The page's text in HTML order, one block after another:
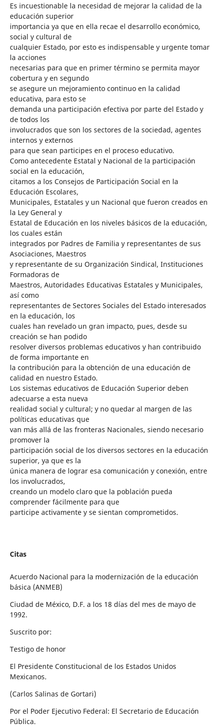
Es incuestionable la necesidad de mejorar la calidad de la
educación superior
importancia ya que en ella recae el desarrollo económico,
social y cultural de
cualquier Estado, por esto es indispensable y urgente tomar
la acciones
necesarias para que en primer término se permita mayor
cobertura y en segundo
se asegure un mejoramiento continuo en la calidad
educativa, para esto se
demanda una participación efectiva por parte del Estado y
de todos los
involucrados que son los sectores de la sociedad, agentes
internos y externos
para que sean participes en el proceso educativo.
Como antecedente Estatal y Nacional de la participación
social en la educación,
citamos a los Consejos de Participación Social en la
Educación Escolares,
Municipales, Estatales y un Nacional que fueron creados en
la Ley General y
Estatal de Educación en los niveles básicos de la educación,
los cuales están
integrados por Padres de Familia y representantes de sus
Asociaciones, Maestros
y representante de su Organización Sindical, Instituciones
Formadoras de
Maestros, Autoridades Educativas Estatales y Municipales,
así como
representantes de Sectores Sociales del Estado interesados
en la educación, los
cuales han revelado un gran impacto, pues, desde su
creación se han podido
resolver diversos problemas educativos y han contribuido
de forma importante en
la contribución para la obtención de una educación de
calidad en nuestro Estado.
Los sistemas educativos de Educación Superior deben
adecuarse a esta nueva
realidad social y cultural; y no quedar al margen de las
políticas educativas que
van más allá de las fronteras Nacionales, siendo necesario
promover la
participación social de los diversos sectores en la educación
superior, ya que es la
única manera de lograr esa comunicación y conexión, entre
los involucrados,
creando un modelo claro que la población pueda
comprender fácilmente para que
participe activamente y se sientan comprometidos.
Citas
Acuerdo Nacional para la modernización de la educación
básica (ANMEB)
Ciudad de México, D.F. a los 18 días del mes de mayo de
1992.
Suscrito por:
Testigo de honor
El Presidente Constitucional de los Estados Unidos
Mexicanos.
(Carlos Salinas de Gortari)
Por el Poder Ejecutivo Federal: El Secretario de Educación
Pública.